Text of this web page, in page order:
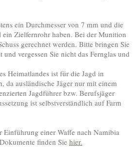
ein Durchmesser von 7 mm und die
ein Zielfernrohr haben. Bei der Munition
gerechnet werden. Bitte bringen Sie
vergessen Sie nicht das Fernglas und
Heimatlandes ist für die Jagd in
da ausländische Jäger nur mit einem
Jagdführer bzw. Berufsjäger
ist selbstverständlich auf Farm
Einführung einer Waffe nach Namibia
finden Sie hier.